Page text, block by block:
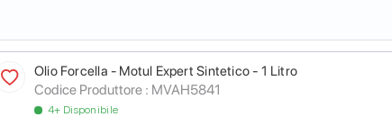
Olio Forcella - Motul Expert Sintetico - 1 Litro
Codice Produttore : MVAH5841
4+ Disponibile